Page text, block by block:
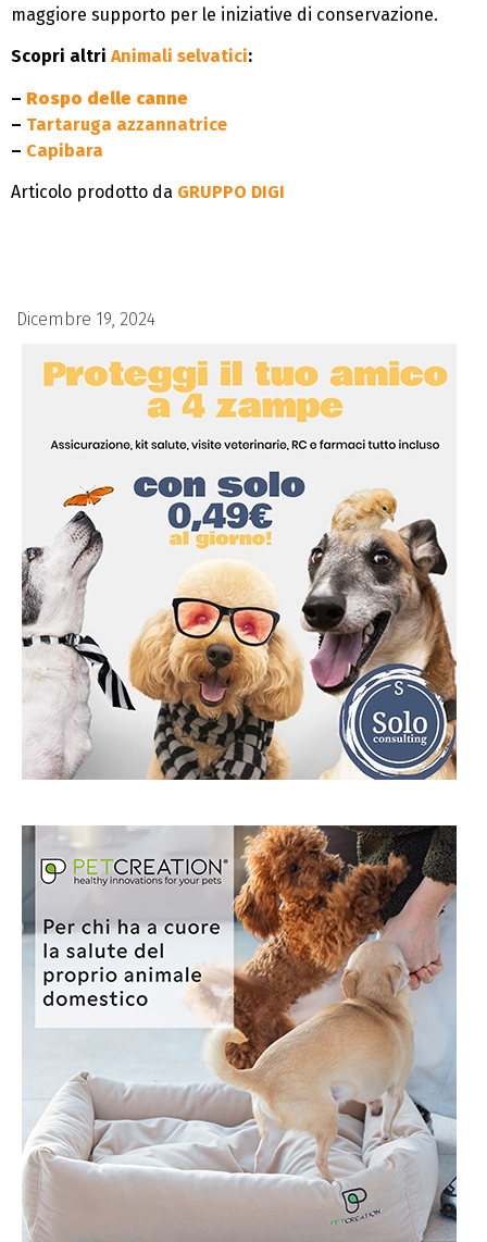
maggiore supporto per le iniziative di conservazione.
Scopri altri Animali selvatici:
– Rospo delle canne
– Tartaruga azzannatrice
– Capibara
Articolo prodotto da GRUPPO DIGI
Dicembre 19, 2024